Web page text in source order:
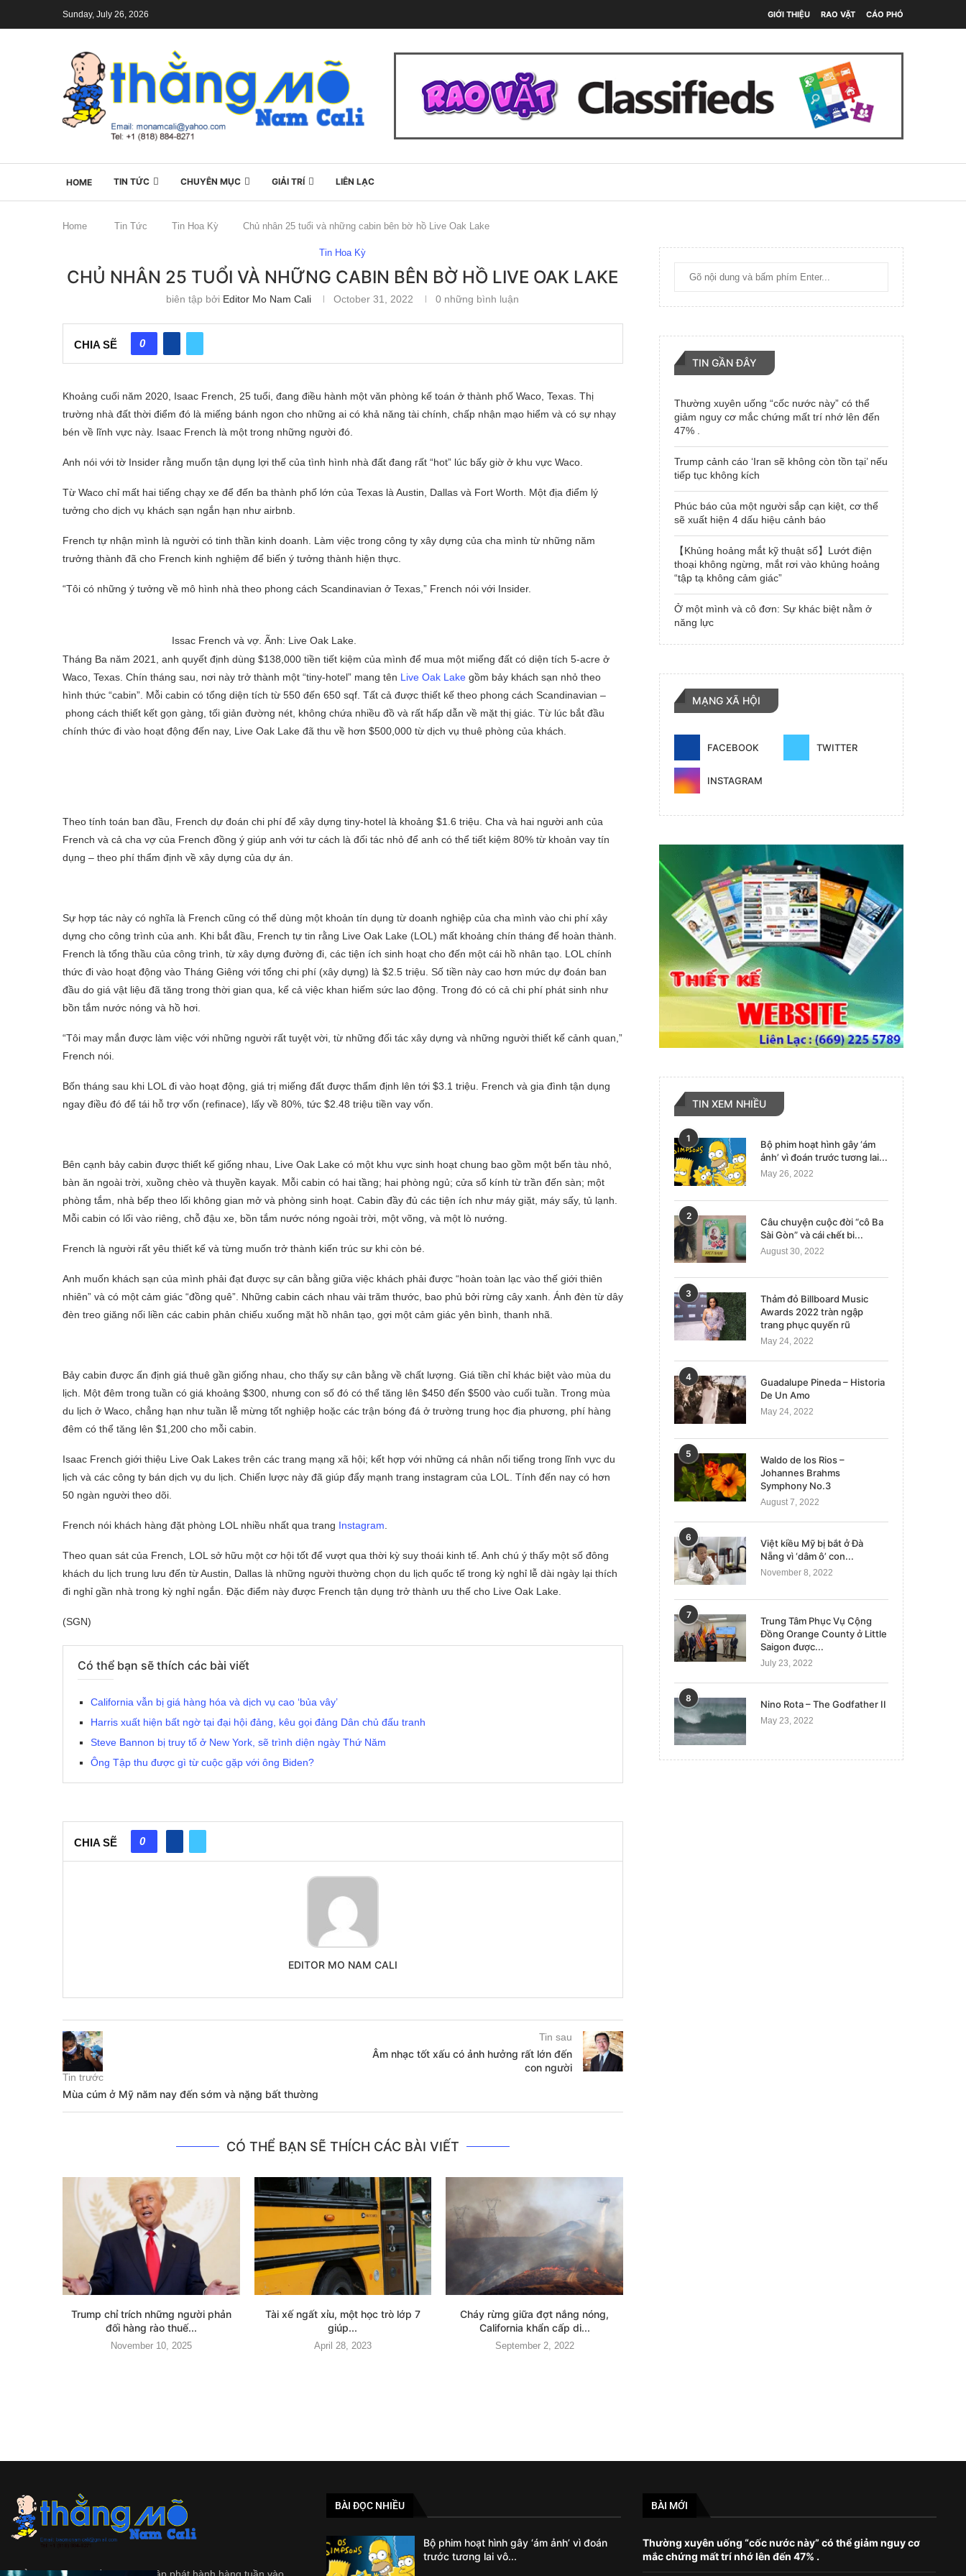
Sunday, July 26, 2026 GIỚI THIỆU RAO VẶT CÁO PHÓ
HOME TIN TỨC CHUYÊN MỤC GIẢI TRÍ LIÊN LẠC
Home Tin Tức Tin Hoa Kỳ Chủ nhân 25 tuổi và những cabin bên bờ hồ Live Oak Lake
Tin Hoa Kỳ
CHỦ NHÂN 25 TUỔI VÀ NHỮNG CABIN BÊN BỜ HỒ LIVE OAK LAKE
biên tập bởi Editor Mo Nam Cali October 31, 2022 0 những bình luận
CHIA SẼ 0
Khoảng cuối năm 2020, Isaac French, 25 tuổi, đang điều hành một văn phòng kế toán ở thành phố Waco, Texas. Thị
trường nhà đất thời điểm đó là miếng bánh ngon cho những ai có khả năng tài chính, chấp nhận mạo hiểm và có sự nhạy
bén về lĩnh vực này. Isaac French là một trong những người đó.
Anh nói với tờ Insider rằng muốn tận dụng lợi thế của tình hình nhà đất đang rất “hot” lúc bấy giờ ở khu vực Waco.
Từ Waco chỉ mất hai tiếng chạy xe để đến ba thành phố lớn của Texas là Austin, Dallas và Fort Worth. Một địa điểm lý
tưởng cho dịch vụ khách sạn ngắn hạn như airbnb.
French tự nhận mình là người có tinh thần kinh doanh. Làm việc trong công ty xây dựng của cha mình từ những năm
trưởng thành đã cho French kinh nghiệm để biến ý tưởng thành hiện thực.
“Tôi có những ý tưởng về mô hình nhà theo phong cách Scandinavian ở Texas,” French nói với Insider.
Issac French và vợ. Ãnh: Live Oak Lake.
Tháng Ba năm 2021, anh quyết định dùng $138,000 tiền tiết kiệm của mình để mua một miếng đất có diện tích 5-acre ở
Waco, Texas. Chín tháng sau, nơi này trở thành một “tiny-hotel” mang tên Live Oak Lake gồm bảy khách sạn nhỏ theo
hình thức “cabin”. Mỗi cabin có tổng diện tích từ 550 đến 650 sqf. Tất cả được thiết kế theo phong cách Scandinavian –
phong cách thiết kết gọn gàng, tối giản đường nét, không chứa nhiều đồ và rất hấp dẫn về mặt thị giác. Từ lúc bắt đầu
chính thức đi vào hoạt động đến nay, Live Oak Lake đã thu về hơn $500,000 từ dịch vụ thuê phòng của khách.
Theo tính toán ban đầu, French dự đoán chi phí để xây dựng tiny-hotel là khoảng $1.6 triệu. Cha và hai người anh của
French và cả cha vợ của French đồng ý giúp anh với tư cách là đối tác nhỏ để anh có thể tiết kiệm 80% từ khoản vay tín
dụng – theo phí thẩm định về xây dựng của dự án.
Sự hợp tác này có nghĩa là French cũng có thể dùng một khoản tín dụng từ doanh nghiệp của cha mình vào chi phí xây
dựng cho công trình của anh. Khi bắt đầu, French tự tin rằng Live Oak Lake (LOL) mất khoảng chín tháng để hoàn thành.
French là tổng thầu của công trình, từ xây dựng đường đi, các tiện ích sinh hoạt cho đến một cái hồ nhân tạo. LOL chính
thức đi vào hoạt động vào Tháng Giêng với tổng chi phí (xây dựng) là $2.5 triệu. Số tiền này cao hơn mức dự đoán ban
đầu do giá vật liệu đã tăng trong thời gian qua, kể cả việc khan hiếm sức lao động. Trong đó có cả chi phí phát sinh như
bồn tắm nước nóng và hồ hơi.
“Tôi may mắn được làm việc với những người rất tuyệt vời, từ những đối tác xây dựng và những người thiết kế cảnh quan,”
French nói.
Bốn tháng sau khi LOL đi vào hoạt động, giá trị miếng đất được thẩm định lên tới $3.1 triệu. French và gia đình tận dụng
ngay điều đó để tái hỗ trợ vốn (refinace), lấy về 80%, tức $2.48 triệu tiền vay vốn.
Bên cạnh bảy cabin được thiết kế giống nhau, Live Oak Lake có một khu vực sinh hoạt chung bao gồm một bến tàu nhỏ,
bàn ăn ngoài trời, xuồng chèo và thuyền kayak. Mỗi cabin có hai tầng; hai phòng ngủ; cửa sổ kính từ trần đến sàn; một
phòng tắm, nhà bếp theo lối không gian mở và phòng sinh hoạt. Cabin đầy đủ các tiện ích như máy giặt, máy sấy, tủ lạnh.
Mỗi cabin có lối vào riêng, chỗ đậu xe, bồn tắm nước nóng ngoài trời, một võng, và một lò nướng.
French là người rất yêu thiết kế và từng muốn trở thành kiến trúc sư khi còn bé.
Anh muốn khách sạn của mình phải đạt được sự cân bằng giữa việc khách phải được “hoàn toàn lạc vào thế giới thiên
nhiên” và có một cảm giác “đồng quê”. Những cabin cách nhau vài trăm thước, bao phủ bởi rừng cây xanh. Ánh đèn từ dây
đèn treo giăng nối liền các cabin phản chiếu xuống mặt hồ nhân tạo, gợi một cảm giác yên bình, thanh nhã.
Bảy cabin được ấn định giá thuê gần giống nhau, cho thấy sự cân bằng về chất lượng. Giá tiền chỉ khác biệt vào mùa du
lịch. Một đêm trong tuần có giá khoảng $300, nhưng con số đó có thể tăng lên $450 đến $500 vào cuối tuần. Trong mùa
du lịch ở Waco, chẳng hạn như tuần lễ mừng tốt nghiệp hoặc các trận bóng đá ở trường trung học địa phương, phí hàng
đêm có thể tăng lên $1,200 cho mỗi cabin.
Isaac French giới thiệu Live Oak Lakes trên các trang mạng xã hội; kết hợp với những cá nhân nổi tiếng trong lĩnh vực du
lịch và các công ty bán dịch vụ du lịch. Chiến lược này đã giúp đẩy mạnh trang instagram của LOL. Tính đến nay có hơn
50 ngàn người theo dõi.
French nói khách hàng đặt phòng LOL nhiều nhất qua trang Instagram
Theo quan sát của French, LOL sở hữu một cơ hội tốt để vượt qua thời kỳ suy thoái kinh tế. Anh chú ý thấy một số đông
khách du lịch trung lưu đến từ Austin, Dallas là những người thường chọn du lịch quốc tế trong kỳ nghỉ lễ dài ngày lại thích
đi nghỉ gần nhà trong kỳ nghỉ ngắn. Đặc điểm này được French tận dụng trở thành ưu thế cho Live Oak Lake.
(SGN)
Có thể bạn sẽ thích các bài viết
California vẫn bị giá hàng hóa và dịch vụ cao ‘bủa vây’
Harris xuất hiện bất ngờ tại đại hội đảng, kêu gọi đảng Dân chủ đấu tranh
Steve Bannon bị truy tố ở New York, sẽ trình diện ngày Thứ Năm
Ông Tập thu được gì từ cuộc gặp với ông Biden?
CHIA SẼ 0
EDITOR MO NAM CALI
Tin trước
Mùa cúm ở Mỹ năm nay đến sớm và nặng bất thường
Tin sau
Âm nhạc tốt xấu có ảnh hưởng rất lớn đến
con người
CÓ THỂ BẠN SẼ THÍCH CÁC BÀI VIẾT
Trump chỉ trích những người phản
đối hàng rào thuế...
November 10, 2025
Tài xế ngất xỉu, một học trò lớp 7
giúp...
April 28, 2023
Cháy rừng giữa đợt nắng nóng,
California khẩn cấp di...
September 2, 2022
TIN GẦN ĐÂY
Thường xuyên uống “cốc nước này” có thể
giảm nguy cơ mắc chứng mất trí nhớ lên đến
47% .
Trump cảnh cáo ‘Iran sẽ không còn tồn tại’ nếu
tiếp tục không kích
Phúc báo của một người sắp cạn kiệt, cơ thể
sẽ xuất hiện 4 dấu hiệu cảnh báo
【Khủng hoảng mắt kỹ thuật số】Lướt điện
thoại không ngừng, mắt rơi vào khủng hoảng
“tập tạ không cảm giác”
Ở một mình và cô đơn: Sự khác biệt nằm ở
năng lực
MẠNG XÃ HỘI
FACEBOOK TWITTER
INSTAGRAM
TIN XEM NHIỀU
1
Bộ phim hoạt hình gây ‘ám
ảnh’ vì đoán trước tương lai...
May 26, 2022
2
Câu chuyện cuộc đời “cô Ba
Sài Gòn” và cái 𝐜𝐡ế𝐭 bi...
August 30, 2022
3
Thảm đỏ Billboard Music
Awards 2022 tràn ngập
trang phục quyến rũ
May 24, 2022
4
Guadalupe Pineda – Historia
De Un Amo
May 24, 2022
5
Waldo de los Rios –
Johannes Brahms
Symphony No.3
August 7, 2022
6
Việt kiều Mỹ bị bắt ở Đà
Nẵng vì ‘dâm ô’ con...
November 8, 2022
7
Trung Tâm Phục Vụ Cộng
Đồng Orange County ở Little
Saigon được...
July 23, 2022
8
Nino Rota – The Godfather II
May 23, 2022
BÀI ĐỌC NHIỀU
Bộ phim hoạt hình gây ‘ám ảnh’ vì đoán
trước tương lai vô...
BÀI MỚI
Thường xuyên uống “cốc nước này” có thể giảm nguy cơ
mắc chứng mất trí nhớ lên đến 47% .